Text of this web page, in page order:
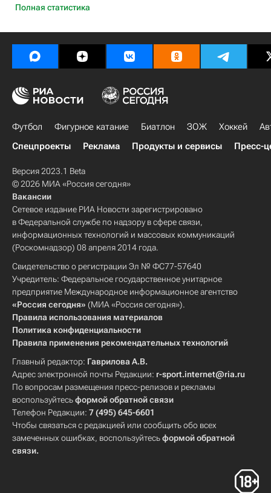
Полная статистика
Футбол Фигурное катание Биатлон ЗОЖ Хоккей
Спецпроекты
Реклама Продукты и сервисы Пресс-
Версия 2023.1 Beta
© 2026 МИА «Россия сегодня»
Вакансии
Сетевое издание РИА Новости зарегистрировано
в Федеральной службе по надзору в сфере связи,
информационных технологий и массовых коммуникаций
(Роскомнадзор) 08 апреля 2014 года.
Свидетельство о регистрации Эл № ФС77-57640
Учредитель: Федеральное государственное унитарное
предприятие Международное информационное агентство
«Россия сегодня» (МИА «Россия сегодня»).
Правила использования материалов
Политика конфиденциальности
Правила применения рекомендательных технологий
Главный редактор: Гаврилова А.В.
Адрес электронной почты Редакции: r-sport.internet@ria.ru
По вопросам размещения пресс-релизов и рекламы
воспользуйтесьформой обратной связи
Телефон Редакции: 7 (495) 645-6601
Чтобы связаться с редакцией или сообщить обо всех
замеченных ошибках, воспользуйтесьформой обратной
связи.